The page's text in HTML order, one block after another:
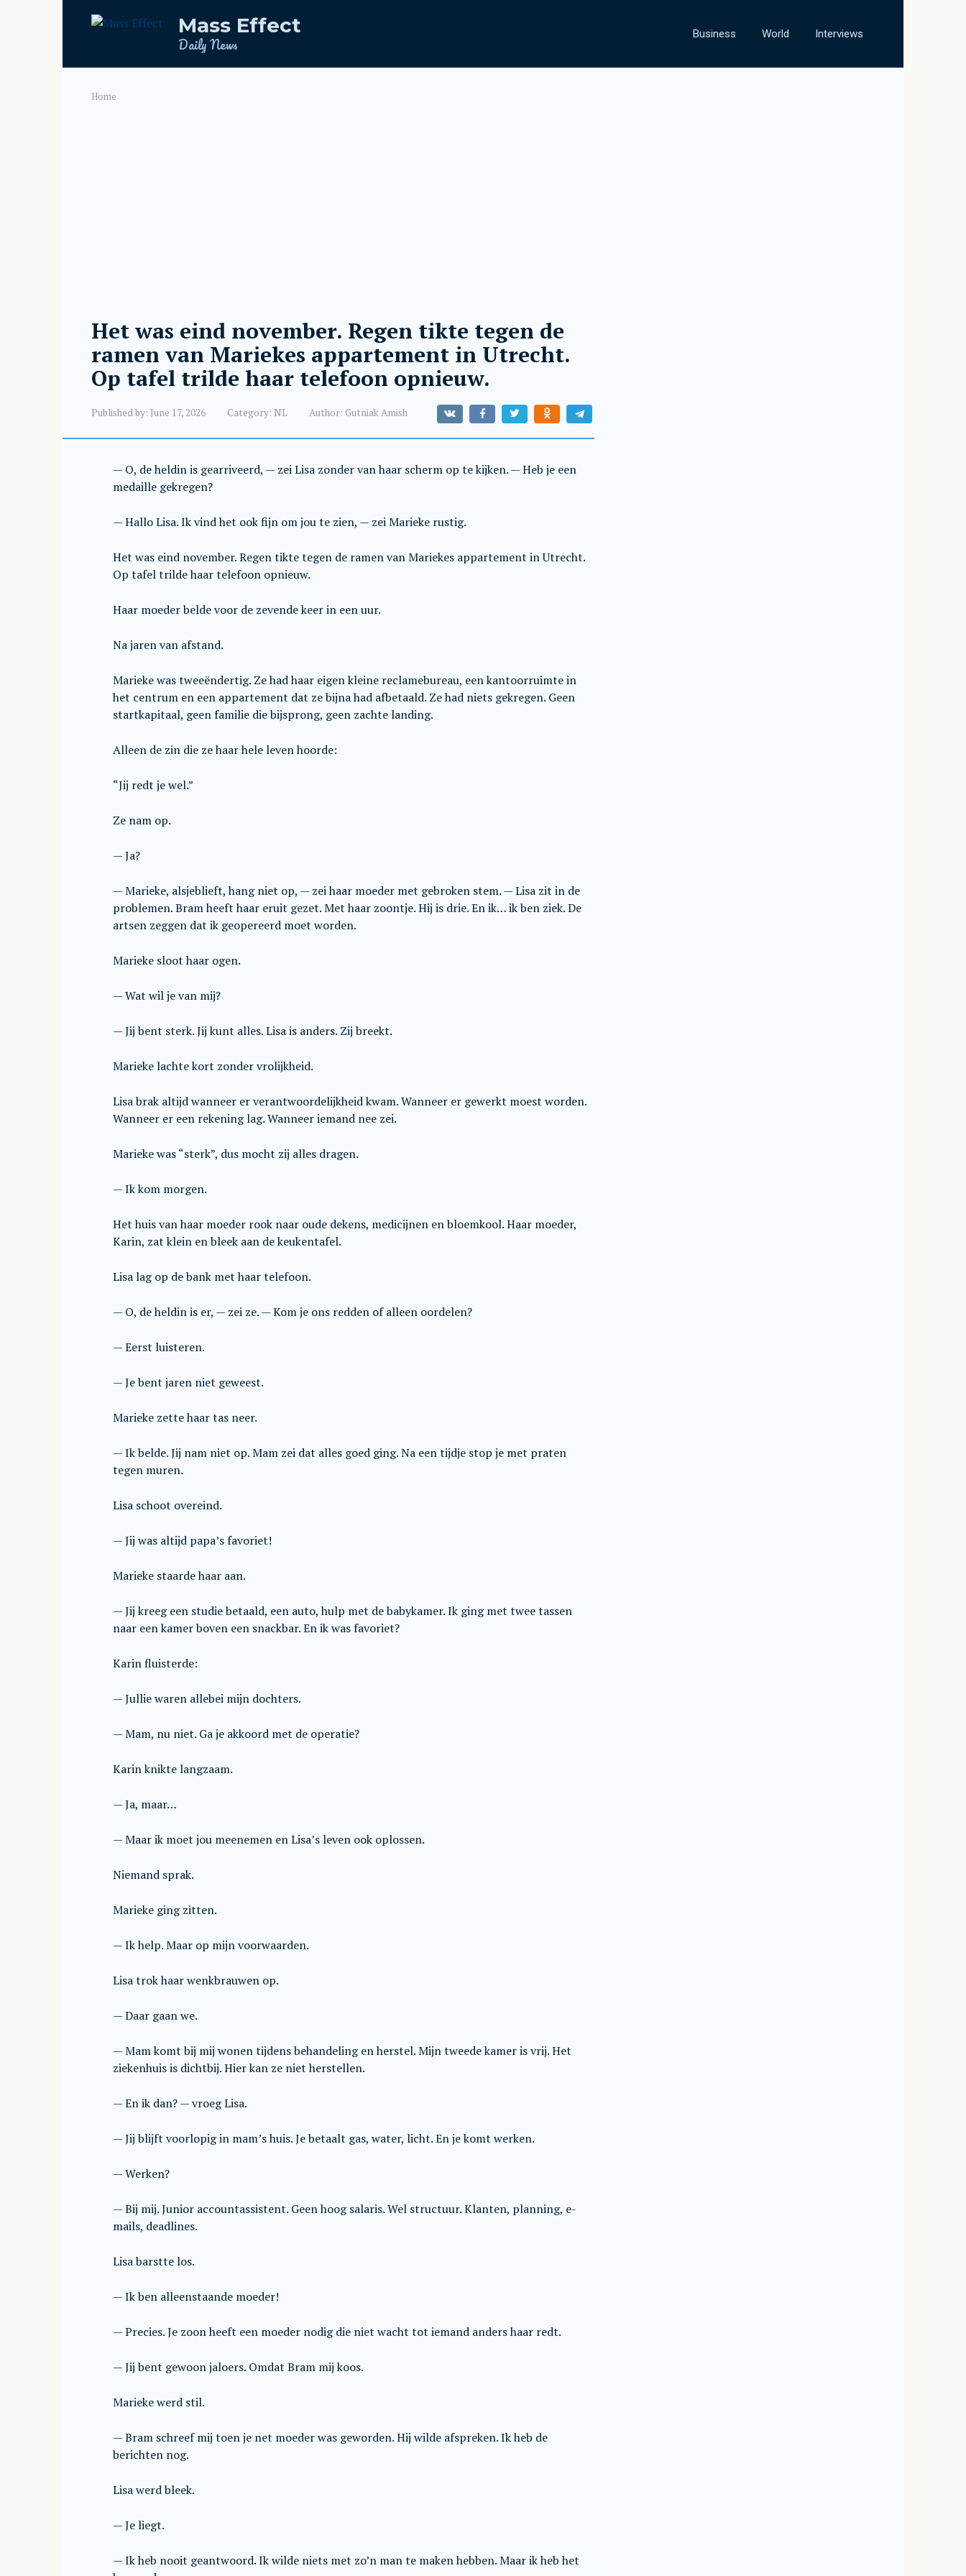
Mass Effect
Daily News
Business World Interviews
Home
Het was eind november. Regen tikte tegen de
ramen van Mariekes appartement in Utrecht.
Op tafel trilde haar telefoon opnieuw.
Published by: June 17, 2026 Category: NL Author: Gutniak Amish
— O, de heldin is gearriveerd, — zei Lisa zonder van haar scherm op te kijken. — Heb je een
medaille gekregen?
— Hallo Lisa. Ik vind het ook fijn om jou te zien, — zei Marieke rustig.
Het was eind november. Regen tikte tegen de ramen van Mariekes appartement in Utrecht.
Op tafel trilde haar telefoon opnieuw.
Haar moeder belde voor de zevende keer in een uur.
Na jaren van afstand.
Marieke was tweeëndertig. Ze had haar eigen kleine reclamebureau, een kantoorruimte in
het centrum en een appartement dat ze bijna had afbetaald. Ze had niets gekregen. Geen
startkapitaal, geen familie die bijsprong, geen zachte landing.
Alleen de zin die ze haar hele leven hoorde:
“Jij redt je wel.”
Ze nam op.
— Ja?
— Marieke, alsjeblieft, hang niet op, — zei haar moeder met gebroken stem. — Lisa zit in de
problemen. Bram heeft haar eruit gezet. Met haar zoontje. Hij is drie. En ik… ik ben ziek. De
artsen zeggen dat ik geopereerd moet worden.
Marieke sloot haar ogen.
— Wat wil je van mij?
— Jij bent sterk. Jij kunt alles. Lisa is anders. Zij breekt.
Marieke lachte kort zonder vrolijkheid.
Lisa brak altijd wanneer er verantwoordelijkheid kwam. Wanneer er gewerkt moest worden.
Wanneer er een rekening lag. Wanneer iemand nee zei.
Marieke was “sterk”, dus mocht zij alles dragen.
— Ik kom morgen.
Het huis van haar moeder rook naar oude dekens, medicijnen en bloemkool. Haar moeder,
Karin, zat klein en bleek aan de keukentafel.
Lisa lag op de bank met haar telefoon.
— O, de heldin is er, — zei ze. — Kom je ons redden of alleen oordelen?
— Eerst luisteren.
— Je bent jaren niet geweest.
Marieke zette haar tas neer.
— Ik belde. Jij nam niet op. Mam zei dat alles goed ging. Na een tijdje stop je met praten
tegen muren.
Lisa schoot overeind.
— Jij was altijd papa’s favoriet!
Marieke staarde haar aan.
— Jij kreeg een studie betaald, een auto, hulp met de babykamer. Ik ging met twee tassen
naar een kamer boven een snackbar. En ik was favoriet?
Karin fluisterde:
— Jullie waren allebei mijn dochters.
— Mam, nu niet. Ga je akkoord met de operatie?
Karin knikte langzaam.
— Ja, maar…
— Maar ik moet jou meenemen en Lisa’s leven ook oplossen.
Niemand sprak.
Marieke ging zitten.
— Ik help. Maar op mijn voorwaarden.
Lisa trok haar wenkbrauwen op.
— Daar gaan we.
— Mam komt bij mij wonen tijdens behandeling en herstel. Mijn tweede kamer is vrij. Het
ziekenhuis is dichtbij. Hier kan ze niet herstellen.
— En ik dan? — vroeg Lisa.
— Jij blijft voorlopig in mam’s huis. Je betaalt gas, water, licht. En je komt werken.
— Werken?
— Bij mij. Junior accountassistent. Geen hoog salaris. Wel structuur. Klanten, planning, e-
mails, deadlines.
Lisa barstte los.
— Ik ben alleenstaande moeder!
— Precies. Je zoon heeft een moeder nodig die niet wacht tot iemand anders haar redt.
— Jij bent gewoon jaloers. Omdat Bram mij koos.
Marieke werd stil.
— Bram schreef mij toen je net moeder was geworden. Hij wilde afspreken. Ik heb de
berichten nog.
Lisa werd bleek.
— Je liegt.
— Ik heb nooit geantwoord. Ik wilde niets met zo’n man te maken hebben. Maar ik heb het